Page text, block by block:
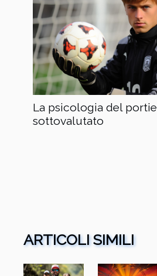
La psicologia del
sottovalutato
ARTICOLI SIMILI